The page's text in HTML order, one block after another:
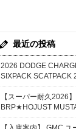
最近の投稿
2026 DODGE
SIXPACK SCATPACK
【スーパー耐久2026
BRP★HOJUST